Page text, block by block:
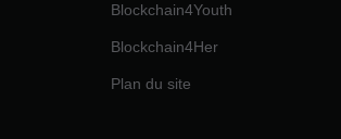
Blockchain4Youth
Blockchain4Her
Plan du site